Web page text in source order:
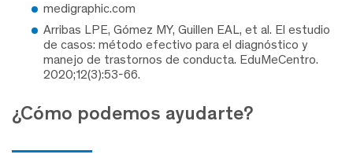
medigraphic.com
Arribas LPE, Gómez MY, Guillen EAL, et al. El estudio
de casos: método efectivo para el diagnóstico y
manejo de trastornos de conducta. EduMeCentro.
2020;12(3):53-66.
¿Cómo podemos ayudarte?